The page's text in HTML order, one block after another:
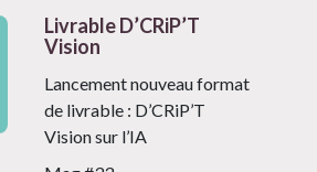
Livrable D’CRiP’T
Vision
Lancement nouveau format
de livrable : D’CRiP’T
Vision sur l’IA